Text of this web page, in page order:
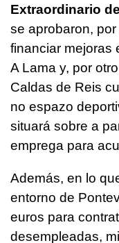
Extraordinario
se aprobaron,
financiar mejoras
A Lama y, por
Caldas de Reis
no espazo
situará sobre a
emprega para
Además, en lo
entorno de
euros para
desempleadas,